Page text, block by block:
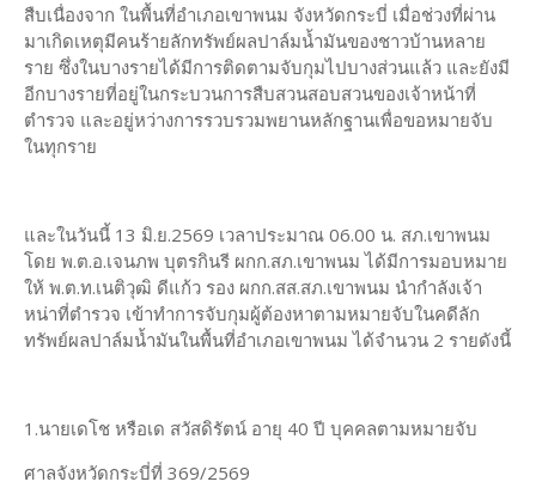
สืบเนื่องจาก ในพื้นที่อำเภอเขาพนม จังหวัดกระบี่ เมื่อช่วงที่ผ่าน
มาเกิดเหตุมีคนร้ายลักทรัพย์ผลปาล์มน้ำมันของชาวบ้านหลาย
ราย ซึ่งในบางรายได้มีการติดตามจับกุมไปบางส่วนแล้ว และยังมี
อีกบางรายที่อยู่ในกระบวนการสืบสวนสอบสวนของเจ้าหน้าที่
ตำรวจ และอยู่หว่างการรวบรวมพยานหลักฐานเพื่อขอหมายจับ
ในทุกราย
และในวันนี้ 13 มิ.ย.2569 เวลาประมาณ 06.00 น. สภ.เขาพนม
โดย พ.ต.อ.เจนภพ บุตรกินรี ผกก.สภ.เขาพนม ได้มีการมอบหมาย
ให้ พ.ต.ท.เนติวุฒิ ดีแก้ว รอง ผกก.สส.สภ.เขาพนม นำกำลังเจ้า
หน่าที่ตำรวจ เข้าทำการจับกุมผู้ต้องหาตามหมายจับในคดีลัก
ทรัพย์ผลปาล์มน้ำมันในพื้นที่อำเภอเขาพนม ได้จำนวน 2 รายดังนี้
1.นายเดโช หรือเด สวัสดิรัตน์ อายุ 40 ปี บุคคลตามหมายจับ
ศาลจังหวัดกระบี่ที่ 369/2569